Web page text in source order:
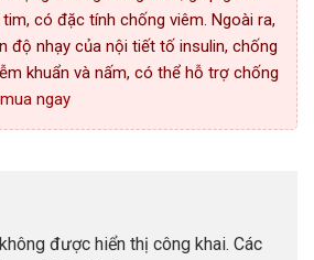
có đặc tính chống viêm. Ngoài ra,
độ nhạy của nội tiết tố insulin, chống
khuẩn và nấm, có thể hỗ trợ chống
ngay
được hiển thị công khai. Các